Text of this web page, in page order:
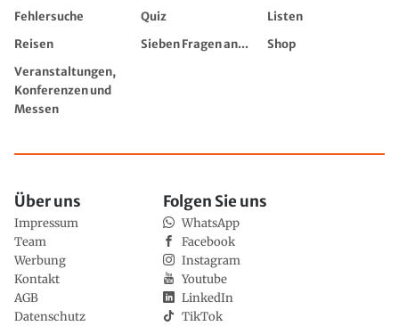
Fehlersuche
Quiz
Listen
Reisen
Sieben Fragen an...
Shop
Veranstaltungen,
Konferenzen und
Messen
Über uns
Impressum
Team
Werbung
Kontakt
AGB
Datenschutz
Folgen Sie uns
WhatsApp
Facebook
Instagram
Youtube
LinkedIn
TikTok